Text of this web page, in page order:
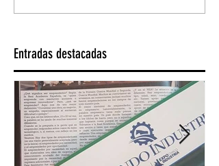
Entradas destacadas